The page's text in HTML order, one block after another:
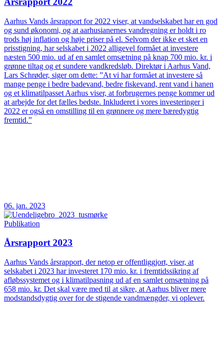
Aarhus Vands årsrapport for 2022 viser, at vandselskabet har en god
og sund økonomi, og at aarhusianernes vandregning er holdt i ro
trods høj inflation og høje priser på el. Selvom der ikke et sket en
prisstigning, har selskabet i 2022 alligevel formået at investere
næsten 500 mio. ud af en samlet omsætning på knap 700 mio. kr. i
grønne tiltag og et sundere vandkredsløb. Direktør i Aarhus Vand,
Lars Schrøder, siger om dette: ”At vi har formået at investere så
mange penge i bedre badevand, bedre fiskevand, rent vand i hanen
og et klimatilpasset Aarhus viser, at forbrugernes penge kommer ud
at arbejde for det fælles bedste. Inkluderet i vores investeringer i
2022 er også en omstilling til en grønnere og mere bæredygtig
fremtid.”
06. jan. 2023
Publikation
Årsrapport 2023
Aarhus Vands årsrapport, der netop er offentliggjort, viser, at
selskabet i 2023 har investeret 170 mio. kr. i fremtidssikring af
afløbssystemet og i klimatilpasning ud af en samlet omsætning på
658 mio. kr. Det skal være med til at sikre, at Aarhus bliver mere
modstandsdygtig over for de stigende vandmængder, vi oplever.